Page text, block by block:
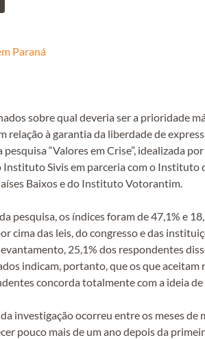
Paraná
sobre qual deveria ser a prioridade
relação à garantia da liberdade de
pesquisa “Valores em Crise”, idealizada
Sivis em parceria com o Instituto
Baixos e do Instituto Votorantim.
pesquisa, os índices foram de 47,1% e
cima das leis, do congresso e das
25,1% dos respondentes
indicam, portanto, que os que
concorda totalmente com a ideia
investigação ocorreu entre os meses de
pouco mais de um ano depois da